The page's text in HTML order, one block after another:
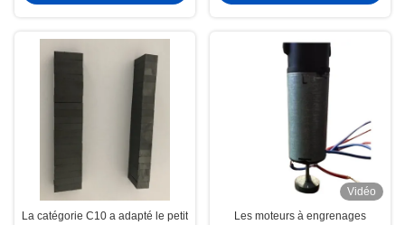
La catégorie C10 a adapté le petit
Vidéo
Les moteurs à engrenages